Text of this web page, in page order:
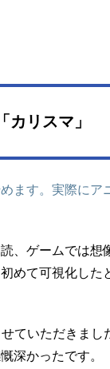
リスマ」
す。実際にア
、ゲームでは想
めて可視化した
ていただきまし
深かったです。